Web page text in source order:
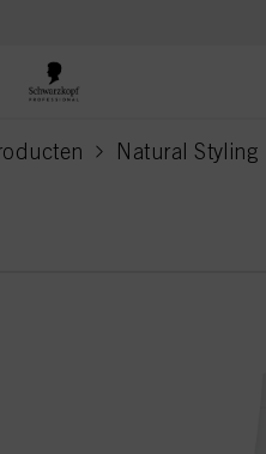
Natural Styling